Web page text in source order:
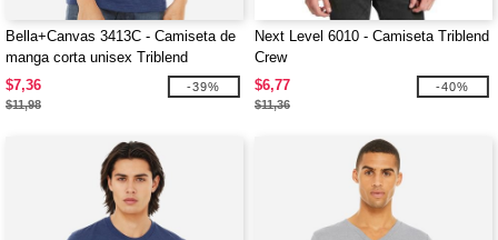
Bella+Canvas 3413C - Camiseta de
manga corta unisex Triblend
$7,36
$11,98
-39%
Next Level 6010 - Camiseta Triblend
Crew
$6,77
$11,36
-40%